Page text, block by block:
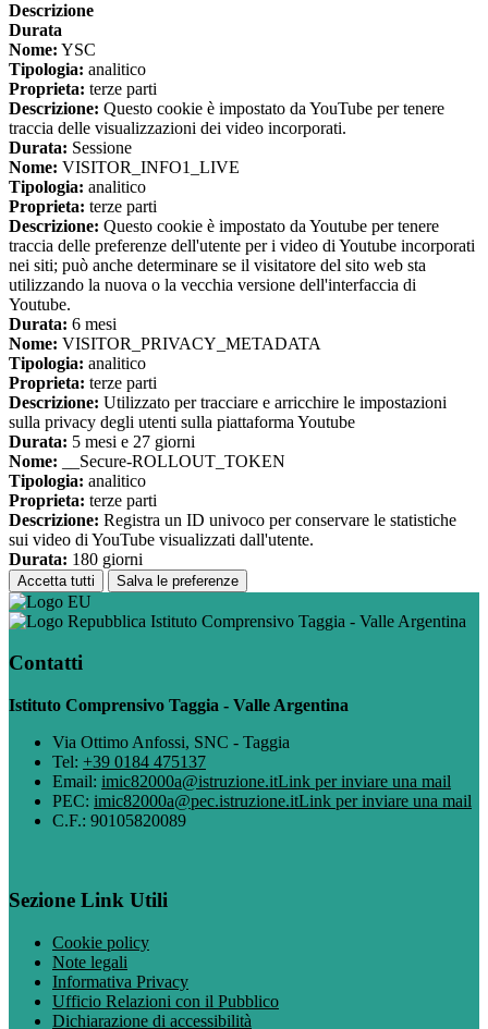
Descrizione
Durata
Nome: YSC
Tipologia: analitico
Proprieta: terze parti
Descrizione: Questo cookie è impostato da YouTube per tenere
traccia delle visualizzazioni dei video incorporati.
Durata: Sessione
Nome: VISITOR_INFO1_LIVE
Tipologia: analitico
Proprieta: terze parti
Descrizione: Questo cookie è impostato da Youtube per tenere
traccia delle preferenze dell'utente per i video di Youtube incorporati
nei siti; può anche determinare se il visitatore del sito web sta
utilizzando la nuova o la vecchia versione dell'interfaccia di
Youtube.
Durata: 6 mesi
Nome: VISITOR_PRIVACY_METADATA
Tipologia: analitico
Proprieta: terze parti
Descrizione: Utilizzato per tracciare e arricchire le impostazioni
sulla privacy degli utenti sulla piattaforma Youtube
Durata: 5 mesi e 27 giorni
Nome: __Secure-ROLLOUT_TOKEN
Tipologia: analitico
Proprieta: terze parti
Descrizione: Registra un ID univoco per conservare le statistiche
sui video di YouTube visualizzati dall'utente.
Durata: 180 giorni
Accetta tutti Salva le preferenze
Istituto Comprensivo Taggia - Valle Argentina
Contatti
Istituto Comprensivo Taggia - Valle Argentina
Via Ottimo Anfossi, SNC - Taggia
Tel: +39 0184 475137
Email: imic82000a@istruzione.itLink per inviare una mail
PEC: imic82000a@pec.istruzione.itLink per inviare una mail
C.F.: 90105820089
Sezione Link Utili
Cookie policy
Note legali
Informativa Privacy
Ufficio Relazioni con il Pubblico
Dichiarazione di accessibilità